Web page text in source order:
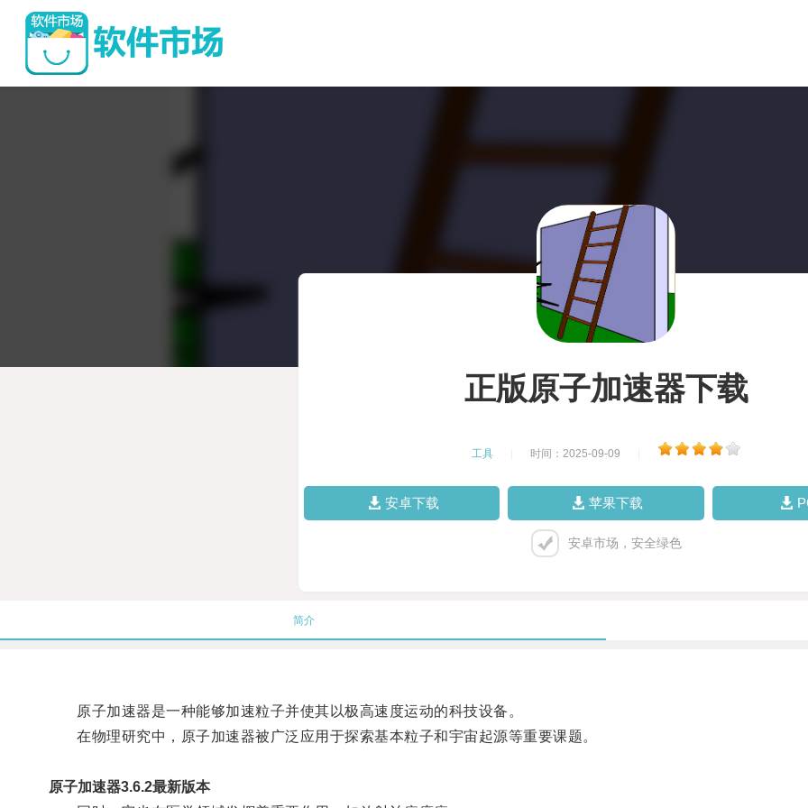
正版原子加速器下载
工具 时间：2025-09-09
安卓下载 苹果下载
安卓市场，安全绿色
简介
原子加速器是一种能够加速粒子并使其以极高速度运动的科技设备。
在物理研究中，原子加速器被广泛应用于探索基本粒子和宇宙起源等重要课题。
原子加速器3.6.2最新版本